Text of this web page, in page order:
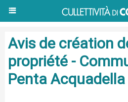
Avis de création
propriété -
Penta